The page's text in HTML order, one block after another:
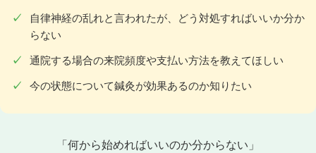
自律神経の乱れと言われたが、どう対処すればいいか分か
らない
通院する場合の来院頻度や支払い方法を教えてほしい
今の状態について鍼灸が効果あるのか知りたい
「何から始めればいいのか分からない」